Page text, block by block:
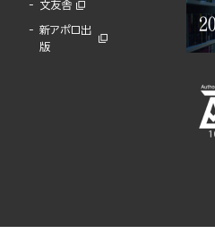
文友舎
新アポロ出
版